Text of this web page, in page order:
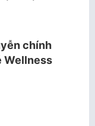
chính
Wellness